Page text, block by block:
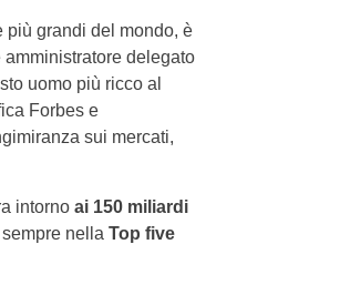
più grandi del mondo, è
delegato
uomo più ricco al
Forbes e
sui mercati,
intornoai 150 miliardi
nella Top five